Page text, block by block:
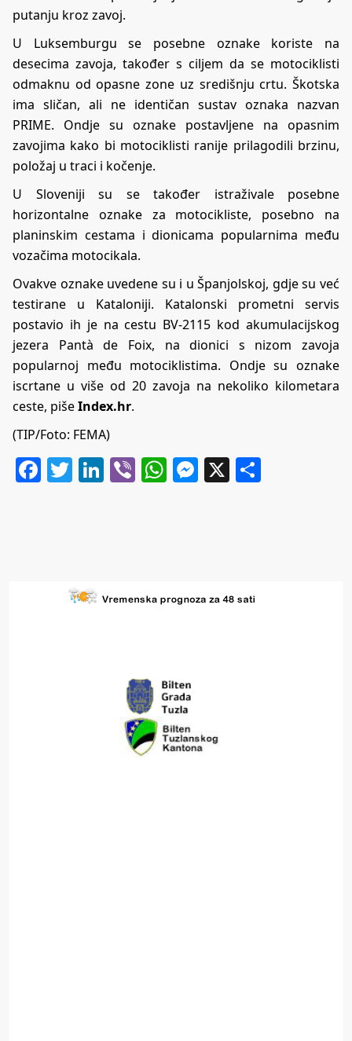
putanju kroz zavoj.
U Luksemburgu se posebne oznake koriste na
desecima zavoja, također s ciljem da se motociklisti
odmaknu od opasne zone uz središnju crtu. Škotska
ima sličan, ali ne identičan sustav oznaka nazvan
PRIME. Ondje su oznake postavljene na opasnim
zavojima kako bi motociklisti ranije prilagodili brzinu,
položaj u traci i kočenje.
U Sloveniji su se također istraživale posebne
horizontalne oznake za motocikliste, posebno na
planinskim cestama i dionicama popularnima među
vozačima motocikala.
Ovakve oznake uvedene su i u Španjolskoj, gdje su već
testirane u Kataloniji. Katalonski prometni servis
postavio ih je na cestu BV-2115 kod akumulacijskog
jezera Pantà de Foix, na dionici s nizom zavoja
popularnoj među motociklistima. Ondje su oznake
iscrtane u više od 20 zavoja na nekoliko kilometara
ceste, pišeIndex.hr.
(TIP/Foto: FEMA)
Facebook
Twitter
LinkedIn
ViberWhatsApp
Messenger
X